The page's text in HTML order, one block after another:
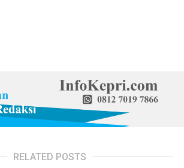
RELATED POSTS